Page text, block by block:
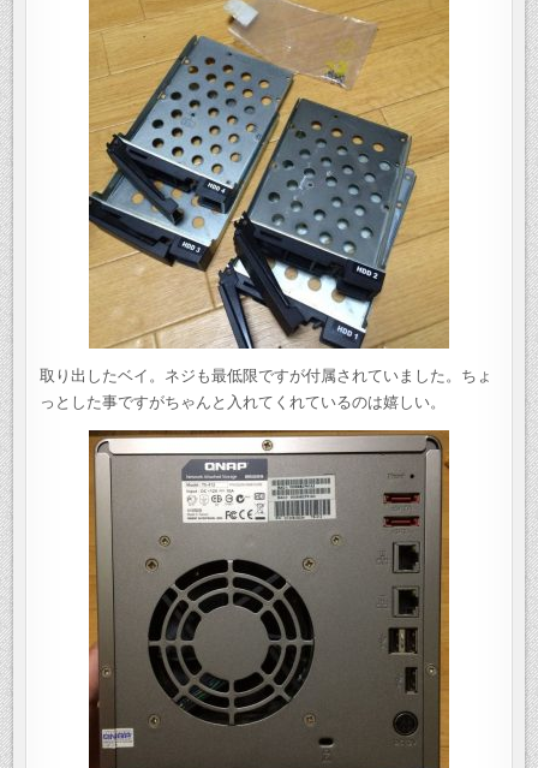
取り出したベイ。ネジも最低限ですが付属されていました。ちょ
っとした事ですがちゃんと入れてくれているのは嬉しい。